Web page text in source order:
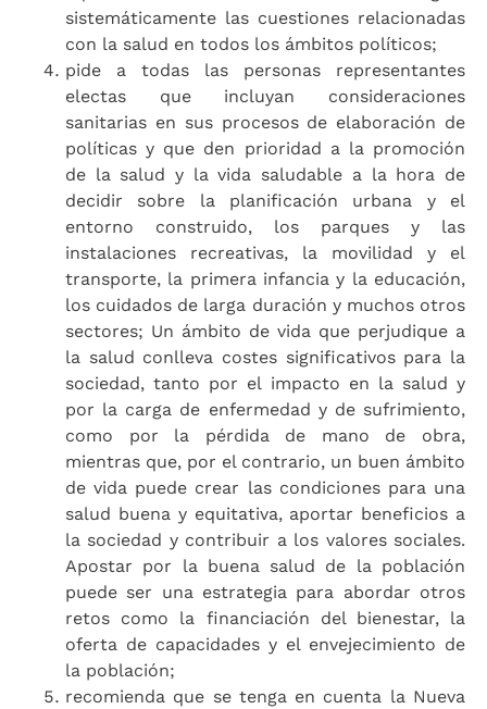
sistemáticamente las cuestiones relacionadas
con la salud en todos los ámbitos políticos;
pide a todas las personas representantes
electas que incluyan consideraciones
sanitarias en sus procesos de elaboración de
políticas y que den prioridad a la promoción
de la salud y la vida saludable a la hora de
decidir sobre la planificación urbana y el
entorno construido, los parques y las
instalaciones recreativas, la movilidad y el
transporte, la primera infancia y la educación,
los cuidados de larga duración y muchos otros
sectores; Un ámbito de vida que perjudique a
la salud conlleva costes significativos para la
sociedad, tanto por el impacto en la salud y
por la carga de enfermedad y de sufrimiento,
como por la pérdida de mano de obra,
mientras que, por el contrario, un buen ámbito
de vida puede crear las condiciones para una
salud buena y equitativa, aportar beneficios a
la sociedad y contribuir a los valores sociales.
Apostar por la buena salud de la población
puede ser una estrategia para abordar otros
retos como la financiación del bienestar, la
oferta de capacidades y el envejecimiento de
la población;
recomienda que se tenga en cuenta la Nueva